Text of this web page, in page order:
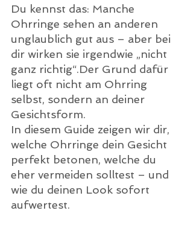
Du kennst das: Manche
Ohrringe sehen an anderen
unglaublich gut aus – aber bei
dir wirken sie irgendwie „nicht
ganz richtig“.Der Grund dafür
liegt oft nicht am Ohrring
selbst, sondern an deiner
Gesichtsform.
In diesem Guide zeigen wir dir,
welche Ohrringe dein Gesicht
perfekt betonen, welche du
eher vermeiden solltest – und
wie du deinen Look sofort
aufwertest.